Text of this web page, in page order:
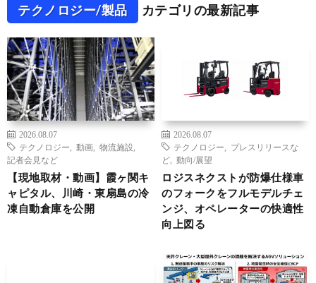
テクノロジー/製品 カテゴリの最新記事
2026.08.07
テクノロジー
動画 物流施設
記者会見など
【現地取材・動画】霞ヶ関キ
ャピタル、川崎・東扇島の冷
凍自動倉庫を公開
2026.08.07
テクノロジー
プレスリリースな
ど
動向/展望
ロジスネクストが防爆仕様車
のフォークをフルモデルチェ
ンジ、オペレーターの快適性
向上図る